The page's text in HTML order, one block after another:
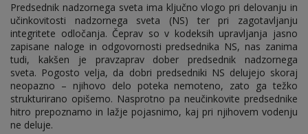
Predsednik nadzornega sveta ima ključno vlogo pri delovanju in
učinkovitosti nadzornega sveta (NS) ter pri zagotavljanju
integritete odločanja. Čeprav so v kodeksih upravljanja jasno
zapisane naloge in odgovornosti predsednika NS, nas zanima
tudi, kakšen je pravzaprav dober predsednik nadzornega
sveta. Pogosto velja, da dobri predsedniki NS delujejo skoraj
neopazno – njihovo delo poteka nemoteno, zato ga težko
strukturirano opišemo. Nasprotno pa neučinkovite predsednike
hitro prepoznamo in lažje pojasnimo, kaj pri njihovem vodenju
ne deluje.